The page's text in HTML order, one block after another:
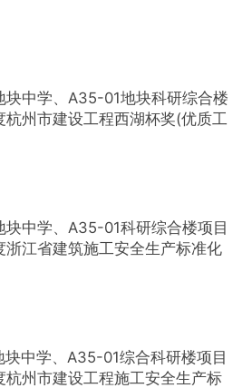
中学、A35-01地块科研综合楼
州市建设工程西湖杯奖(优质工
中学、A35-01科研综合楼项目
江省建筑施工安全生产标准化
中学、A35-01综合科研楼项目
州市建设工程施工安全生产标